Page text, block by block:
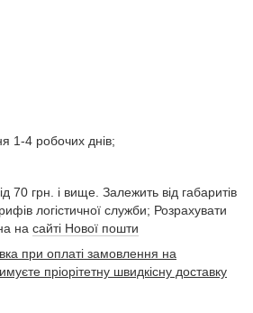
1-4 робочих днів;
70 грн. і вище. Залежить від габаритів
логістичної служби; Розрахувати
на сайті Нової пошти
при оплаті замовлення на
пріорітетну швидкісну доставку